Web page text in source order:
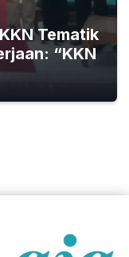
Tematik
“KKN